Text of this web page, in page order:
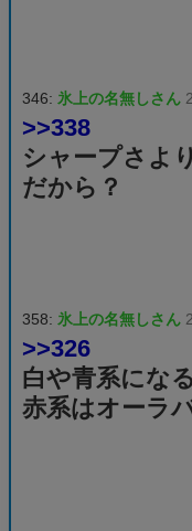
346: 氷上の名無しさん
>>338
シャープさよ
だから？
358: 氷上の名無しさん
>>326
白や青系にな
赤系はオーラ